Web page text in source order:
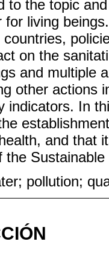
to the topic
for living
countries,
on the
and multiple
other actions
indicators. In
and that
the
pollution;